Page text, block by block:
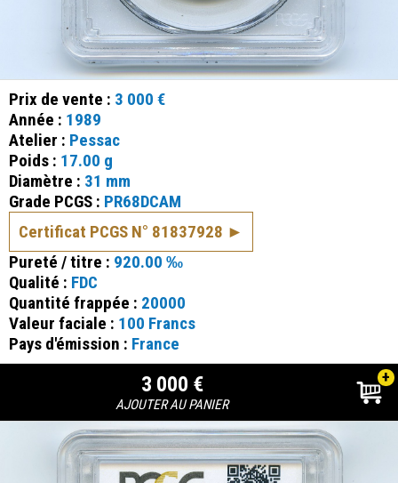
Prix de vente : 3 000 €
Année : 1989
Atelier : Pessac
Poids : 17.00 g
Diamètre : 31 mm
Grade PCGS : PR68DCAM
Certificat PCGS N° 81837928
Pureté / titre : 920.00 ‰
Qualité : FDC
Quantité frappée : 20000
Valeur faciale : 100 Francs
Pays d'émission : France
3 000 €
AJOUTER AU PANIER
+